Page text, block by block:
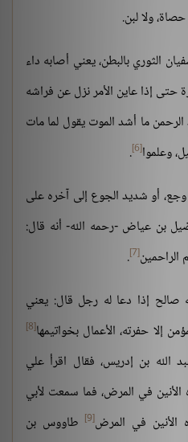
ولا لبن.
الثوري بالبطن، يعني أصابه داء
حتى إذا عاين الأمر نزل عن فراشه
ما أشد الموت يقول لما مات
وعلموا[6]
.
أو شديد الجوع إلى آخره على
بن عياض -رحمه الله- أنه قال:
[7]
.
صالح إذا دعا له رجل قال: يعني
إلا حفرته، الأعمال بخواتيمها[8]
بن إدريس، فقال اقرأ علي
في المرض، فما سمعت لأبي
الأنين في المرض[9]
طاووس بن